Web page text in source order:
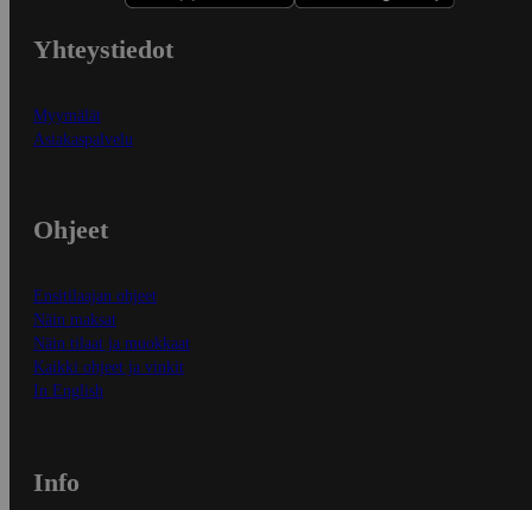
Yhteystiedot
Myymälät
Asiakaspalvelu
Ohjeet
Ensitilaajan ohjeet
Näin maksat
Näin tilaat ja muokkaat
Kaikki ohjeet ja vinkit
In English
Info